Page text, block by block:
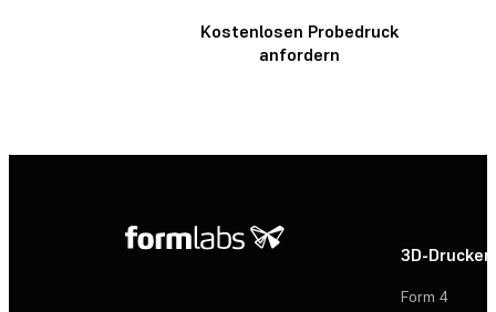
Kostenlosen Probedruck
anfordern
3D-Drucker
Form 4